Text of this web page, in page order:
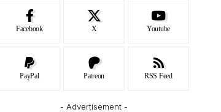
Facebook X Youtube
PayPal Patreon RSS Feed
- Advertisement -